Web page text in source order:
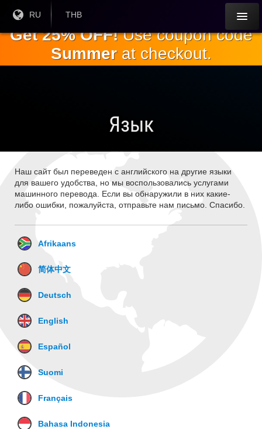
содержанию
Текущий
RU
Текущая
THB
Get 25% OFF!Use coupon code
Summerat checkout.
Язык
Наш сайт был переведен с английского на другие языки
для вашего удобства, но мы воспользовались услугами
машинного перевода. Если вы обнаружили в них какие-
либо ошибки, пожалуйста, отправьте нам письмо. Спасибо.
Afrikaans
简体中文
Deutsch
English
Español
Suomi
Français
Bahasa Indonesia